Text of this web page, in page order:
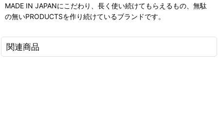
MADE IN JAPANにこだわり、長く使い続けてもらえるもの、無駄
の無いPRODUCTSを作り続けているブランドです。
関連商品